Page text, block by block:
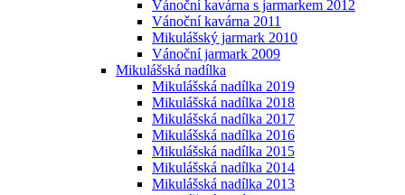
Vánoční kavárna s jarmarkem 2012
Vánoční kavárna 2011
Mikulášský jarmark 2010
Vánoční jarmark 2009
Mikulášská nadílka
Mikulášská nadílka 2019
Mikulášská nadílka 2018
Mikulášská nadílka 2017
Mikulášská nadílka 2016
Mikulášská nadílka 2015
Mikulášská nadílka 2014
Mikulášská nadílka 2013